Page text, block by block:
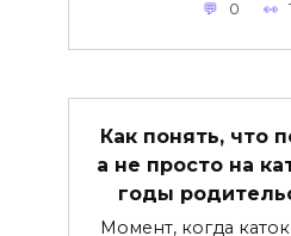
0
Как понять, что
а не просто на
годы
Момент, когда